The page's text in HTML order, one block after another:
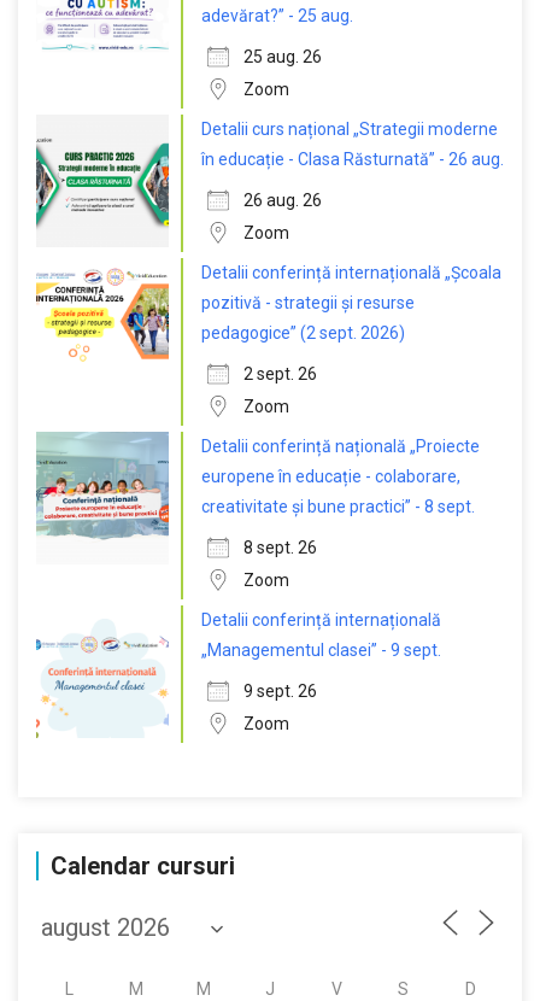
adevărat?” - 25 aug.
25 aug. 26
Zoom
Detalii curs național „Strategii moderne
în educație - Clasa Răsturnată” - 26 aug.
26 aug. 26
Zoom
Detalii conferință internațională „Școala
pozitivă - strategii și resurse
pedagogice” (2 sept. 2026)
2 sept. 26
Zoom
Detalii conferință națională „Proiecte
europene în educație - colaborare,
creativitate și bune practici” - 8 sept.
8 sept. 26
Zoom
Detalii conferință internațională
„Managementul clasei” - 9 sept.
9 sept. 26
Zoom
Calendar cursuri
M M J V S D